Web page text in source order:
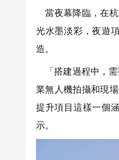
當夜幕降臨，在杭
光水墨淡彩，夜遊
造。
「搭建過程中，需
業無人機拍攝和現
提升項目這樣一個
示。